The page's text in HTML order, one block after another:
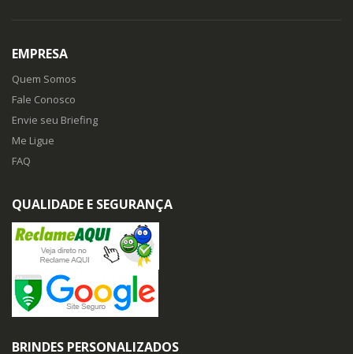
EMPRESA
Quem Somos
Fale Conosco
Envie seu Briefing
Me Ligue
FAQ
QUALIDADE E SEGURANÇA
BRINDES PERSONALIZADOS